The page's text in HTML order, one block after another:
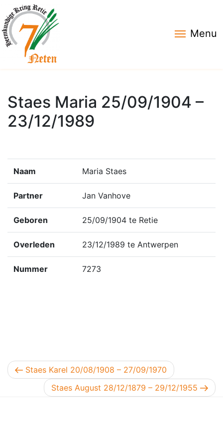
Menu
Staes Maria 25/09/1904 –
23/12/1989
Naam Maria Staes
Partner Jan Vanhove
Geboren 25/09/1904 te Retie
Overleden 23/12/1989 te Antwerpen
Nummer 7273
Berichtnavigatie
Vorig bericht
Staes Karel 20/08/1908 – 27/09/1970
Volgend bericht
Staes August 28/12/1879 – 29/12/1955